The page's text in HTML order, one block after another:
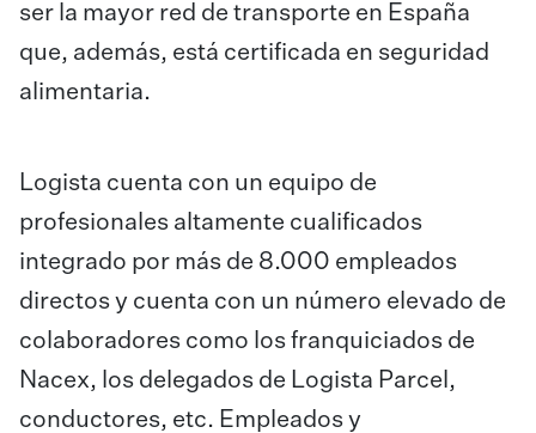
ser la mayor red de transporte en España
que, además, está certificada en seguridad
alimentaria.
Logista cuenta con un equipo de
profesionales altamente cualificados
integrado por más de 8.000 empleados
directos y cuenta con un número elevado de
colaboradores como los franquiciados de
Nacex, los delegados de Logista Parcel,
conductores, etc. Empleados y